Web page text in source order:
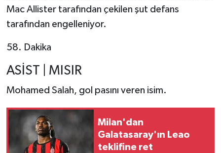
Mac Allister tarafından çekilen şut defans
tarafından engelleniyor.
58. Dakika
ASİST | MISIR
Mohamed Salah, gol pasını veren isim.
Milan'dan
Galatasaray'ın Leao
teklifine ret